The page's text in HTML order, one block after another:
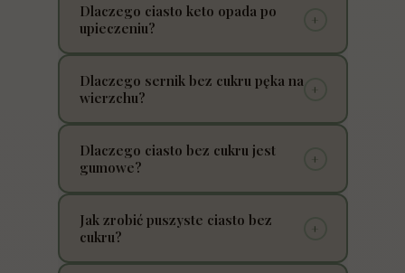
Dlaczego ciasto keto opada po
upieczeniu?
+
Najczęściej winna jest zbyt duża wilgoć i brak
struktury. Mąka migdałowa wymaga
Dlaczego sernik bez cukru pęka na
wierzchu?
+
Zbyt wysoka temperatura i brak wilgotności
w piekarniku powodują pęknięcia.
Dlaczego ciasto bez cukru jest
gumowe?
+
Za dużo jajek lub złe proporcje składników
zaburzają strukturę wypieku.
Jak zrobić puszyste ciasto bez
cukru?
+